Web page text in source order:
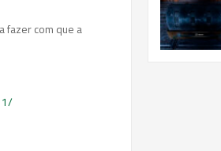
fazer com que a